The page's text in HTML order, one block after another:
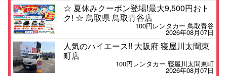
☆ 夏休みクーポン登場!最大9,500円おト
ク! ☆ 鳥取県 鳥取青谷店
100円レンタカー 鳥取青谷
2026年08月07日
人気のハイエース!! 大阪府 寝屋川太間東
町店
100円レンタカー 寝屋川太間東町
2026年08月07日